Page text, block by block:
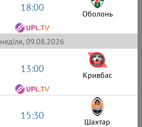
18:00 Оболонь
неділя, 09.08.2026
13:00 Кривбас
15:30 Шахтар